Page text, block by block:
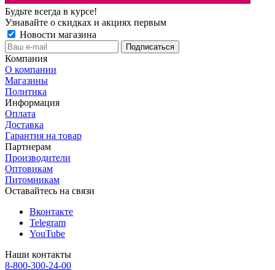
Будьте всегда в курсе!
Узнавайте о скидках и акциях первым
Новости магазина
Компания
О компании
Магазины
Политика
Информация
Оплата
Доставка
Гарантия на товар
Партнерам
Производители
Оптовикам
Питомникам
Оставайтесь на связи
Вконтакте
Telegram
YouTube
Наши контакты
8-800-300-24-00